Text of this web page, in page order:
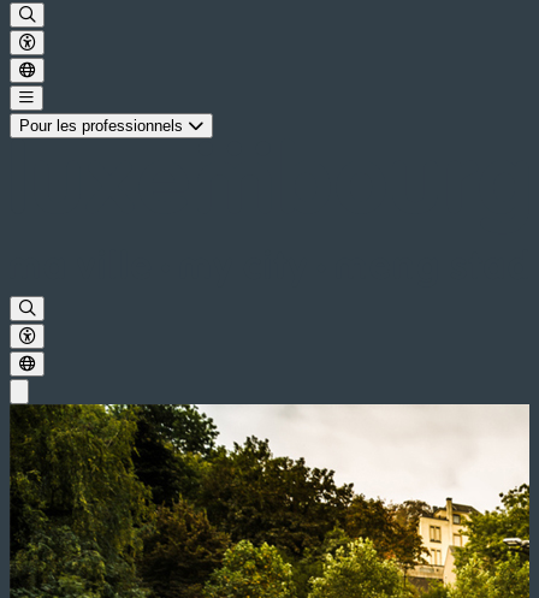
Pour les professionnels